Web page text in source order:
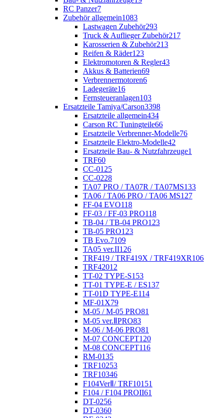
RC Panzer7
Zubehör allgemein1083
Lastwagen Zubehör293
Truck & Auflieger Zubehör217
Karosserien & Zubehör213
Reifen & Räder123
Elektromotoren & Regler43
Akkus & Batterien69
Verbrennermotoren6
Ladegeräte16
Fernsteueranlagen103
Ersatzteile Tamiya/Carson3398
Ersatzteile allgemein434
Carson RC Tuningteile66
Ersatzteile Verbrenner-Modelle76
Ersatzteile Elektro-Modelle42
Ersatzteile Bau- & Nutzfahrzeuge1
TRF60
CC-01 25
CC-0228
TA07 PRO / TA07R / TA07MS133
TA06 / TA06 PRO / TA06 MS127
FF-04 EVO118
FF-03 / FF-03 PRO118
TB-04 / TB-04 PRO123
TB-05 PRO123
TB Evo.7109
TA05 ver.II126
TRF419 / TRF419X / TRF419XR106
TRF42012
TT-02 TYPE-S153
TT-01 TYPE-E / ES137
TT-01D TYPE-E114
MF-01X79
M-05 / M-05 PRO81
M-05 ver.ⅡPRO83
M-06 / M-06 PRO81
M-07 CONCEPT120
M-08 CONCEPT116
RM-0135
TRF10253
TRF10346
F104VerⅡ/ TRF101 51
F104 / F104 PROII61
DT-0256
DT-0360